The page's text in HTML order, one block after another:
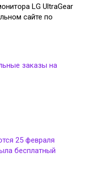
LG UltraGear
сайте по
заказы на
25 февраля
бесплатный